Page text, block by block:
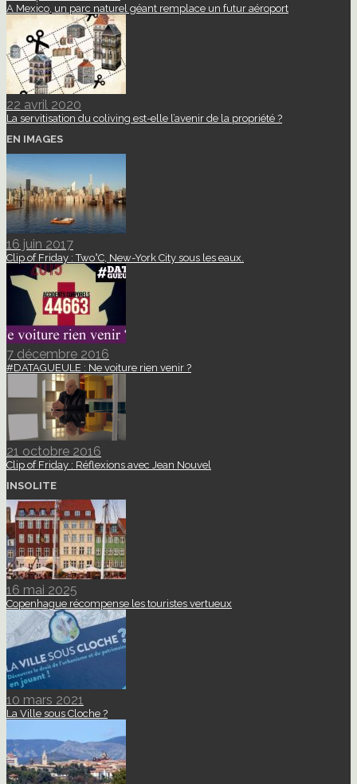
A Mexico, un parc naturel géant remplace un futur aéroport
22 avril 2020
La servitisation du coliving est-elle l’avenir de la propriété ?
EN IMAGES
16 juin 2017
Clip of Friday : Two°C, New-York City sous les eaux.
7 décembre 2016
#DATAGUEULE : Ne voiture rien venir ?
21 octobre 2016
Clip of Friday : Réflexions avec Jean Nouvel
INSOLITE
16 mai 2025
Copenhague récompense les touristes vertueux
10 mars 2021
La Ville sous Cloche ?